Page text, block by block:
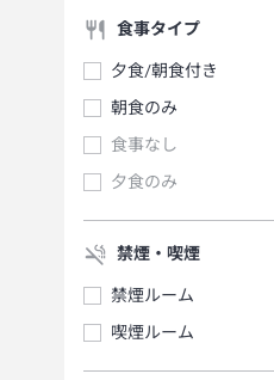
食事タイプ
夕食/朝食付き
朝食のみ
食事なし
夕食のみ
禁煙・喫煙
禁煙ルーム
喫煙ルーム